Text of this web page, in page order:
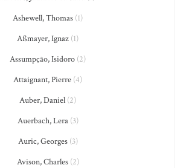
Ashewell, Thomas (1)
Aßmayer, Ignaz (1)
Assumpção, Isidoro (2)
Attaignant, Pierre (4)
Auber, Daniel (2)
Auerbach, Lera(3)
Auric, Georges(3)
Avison, Charles(2)